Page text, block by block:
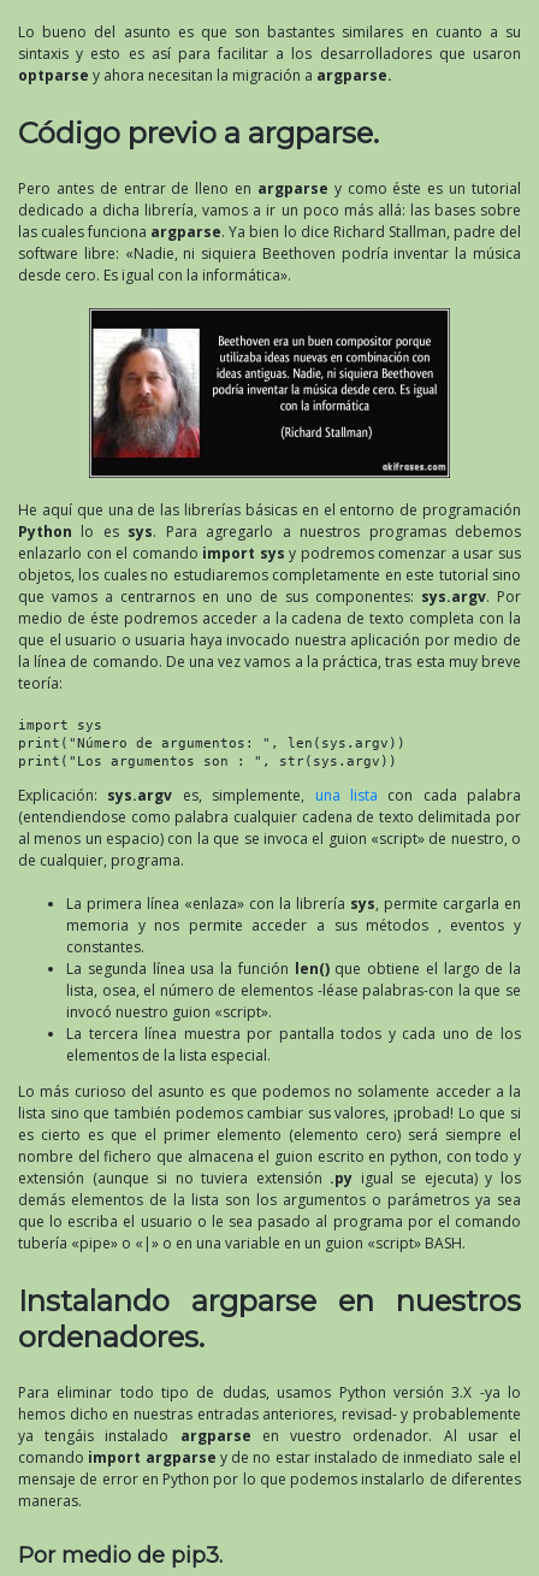
Lo bueno del asunto es que son bastantes similares en cuanto a su
sintaxis y esto es así para facilitar a los desarrolladores que usaron
optparse y ahora necesitan la migración a argparse.
Código previo a argparse.
Pero antes de entrar de lleno en argparse y como éste es un tutorial
dedicado a dicha librería, vamos a ir un poco más allá: las bases sobre
las cuales funciona argparse. Ya bien lo dice Richard Stallman, padre del
software libre: «Nadie, ni siquiera Beethoven podría inventar la música
desde cero. Es igual con la informática».
He aquí que una de las librerías básicas en el entorno de programación
Python lo es sys. Para agregarlo a nuestros programas debemos
enlazarlo con el comando import sys y podremos comenzar a usar sus
objetos, los cuales no estudiaremos completamente en este tutorial sino
que vamos a centrarnos en uno de sus componentes: sys.argv. Por
medio de éste podremos acceder a la cadena de texto completa con la
que el usuario o usuaria haya invocado nuestra aplicación por medio de
la línea de comando. De una vez vamos a la práctica, tras esta muy breve
teoría:
import sys
print("Número de argumentos: ", len(sys.argv))
print("Los argumentos son : ", str(sys.argv))
Explicación: sys.argv es, simplemente, una lista con cada palabra
(entendiendose como palabra cualquier cadena de texto delimitada por
al menos un espacio) con la que se invoca el guion «script» de nuestro, o
de cualquier, programa.
La primera línea «enlaza» con la librería sys, permite cargarla en
memoria y nos permite acceder a sus métodos , eventos y
constantes.
La segunda línea usa la función len()que obtiene el largo de la
lista, osea, el número de elementos -léase palabras-con la que se
invocó nuestro guion «script».
La tercera línea muestra por pantalla todos y cada uno de los
elementos de la lista especial.
Lo más curioso del asunto es que podemos no solamente acceder a la
lista sino que también podemos cambiar sus valores, ¡probad! Lo que si
es cierto es que el primer elemento (elemento cero) será siempre el
nombre del fichero que almacena el guion escrito en python, con todo y
extensión (aunque si no tuviera extensión .py igual se ejecuta) y los
demás elementos de la lista son los argumentos o parámetros ya sea
que lo escriba el usuario o le sea pasado al programa por el comando
tubería «pipe» o «|» o en una variable en un guion «script» BASH.
Instalando argparse en nuestros
ordenadores.
Para eliminar todo tipo de dudas, usamos Python versión 3.X -ya lo
hemos dicho en nuestras entradas anteriores, revisad- y probablemente
ya tengáis instalado argparse en vuestro ordenador. Al usar el
comando import argparse y de no estar instalado de inmediato sale el
mensaje de error en Python por lo que podemos instalarlo de diferentes
maneras.
Por medio de pip3.